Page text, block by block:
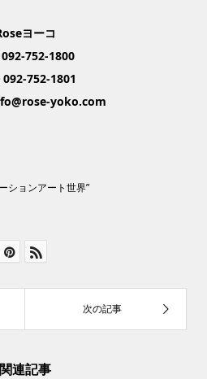
ヨーコ
752-1800
092-752-1801
yoko.com
ションアート世界”
関連記事